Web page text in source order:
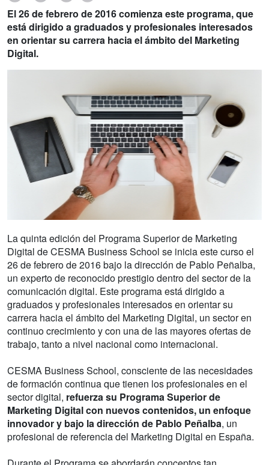
El 26 de febrero de 2016 comienza este programa, que
está dirigido a graduados y profesionales interesados
en orientar su carrera hacia el ámbito del Marketing
Digital.
La quinta edición del Programa Superior de Marketing
Digital de CESMA Business School se inicia este curso el
26 de febrero de 2016 bajo la dirección de Pablo Peñalba,
un experto de reconocido prestigio dentro del sector de la
comunicación digital. Este programa está dirigido a
graduados y profesionales interesados en orientar su
carrera hacia el ámbito del Marketing Digital, un sector en
continuo crecimiento y con una de las mayores ofertas de
trabajo, tanto a nivel nacional como internacional.
CESMA Business School, consciente de las necesidades
de formación continua que tienen los profesionales en el
sector digital, refuerza su Programa Superior de
Marketing Digital con nuevos contenidos, un enfoque
innovador y bajo la dirección de Pablo Peñalba, un
profesional de referencia del Marketing Digital en España.